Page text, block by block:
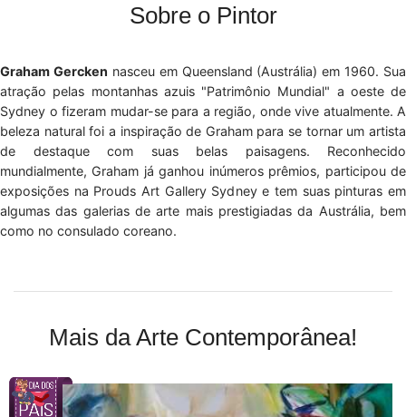
Sobre o Pintor
Graham Gercken nasceu em Queensland (Austrália) em 1960. Sua
atração pelas montanhas azuis "Patrimônio Mundial" a oeste de
Sydney o fizeram mudar-se para a região, onde vive atualmente. A
beleza natural foi a inspiração de Graham para se tornar um artista
de destaque com suas belas paisagens. Reconhecido
mundialmente, Graham já ganhou inúmeros prêmios, participou de
exposições na Prouds Art Gallery Sydney e tem suas pinturas em
algumas das galerias de arte mais prestigiadas da Austrália, bem
como no consulado coreano.
Mais da Arte Contemporânea!